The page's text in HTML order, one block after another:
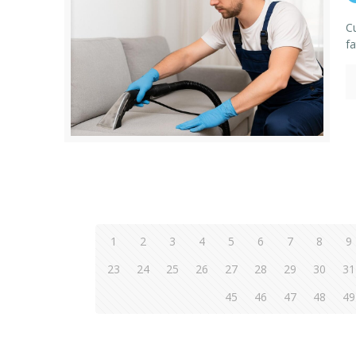
1 2 3 4 5 6 7 8
9
23
24 25 26 27 28 29 30
31
45
46 47 48 49